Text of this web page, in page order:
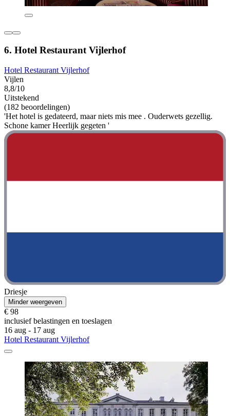
6. Hotel Restaurant Vijlerhof
Hotel Restaurant Vijlerhof
Vijlen
8,8/10
Uitstekend
(182 beoordelingen)
'Het hotel is gedateerd, maar niets mis mee . Ouderwets gezellig.
Schone kamer Heerlijk gegeten '
Driesje
Minder weergeven
€ 98
inclusief belastingen en toeslagen
16 aug - 17 aug
Hotel Restaurant Vijlerhof